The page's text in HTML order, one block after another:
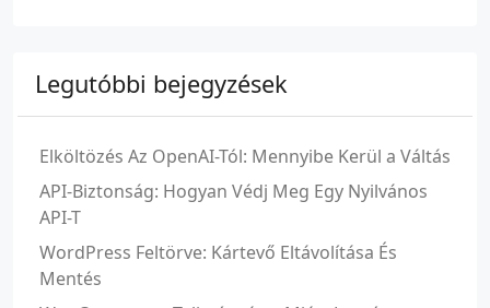
Legutóbbi bejegyzések
Elköltözés Az OpenAI-Tól: Mennyibe Kerül a Váltás
API-Biztonság: Hogyan Védj Meg Egy Nyilvános
API-T
WordPress Feltörve: Kártevő Eltávolítása És
Mentés